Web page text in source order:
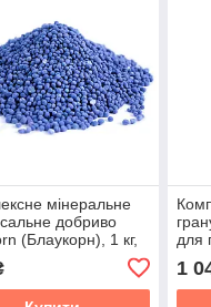
мінеральне
добриво
(Блаукорн), 1 кг,
EXPERT
для
1